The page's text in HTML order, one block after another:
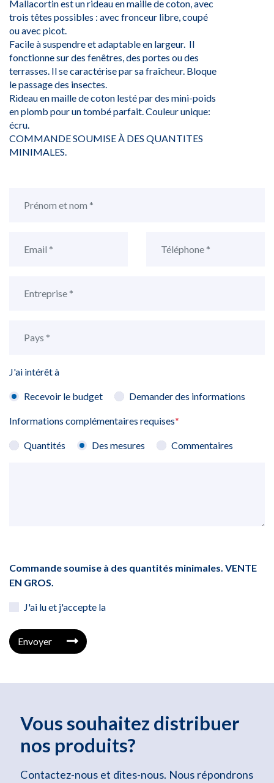
Mallacortin est un rideau en maille de coton, avec
trois têtes possibles : avec fronceur libre, coupé
ou avec picot.
Facile à suspendre et adaptable en largeur. Il
fonctionne sur des fenêtres, des portes ou des
terrasses. Il se caractérise par sa fraîcheur. Bloque
le passage des insectes.
Rideau en maille de coton lesté par des mini-poids
en plomb pour un tombé parfait. Couleur unique:
écru.
COMMANDE SOUMISE À DES QUANTITES
MINIMALES.
J'ai intérêt à
Recevoir le budget Demander des informations
Informations complémentaires requises*
Quantités Des mesures Commentaires
Commande soumise à des quantités minimales. VENTE
EN GROS.
J'ai lu et j'accepte la
Envoyer
Vous souhaitez distribuer
nos produits?
Contactez-nous et dites-nous. Nous répondrons